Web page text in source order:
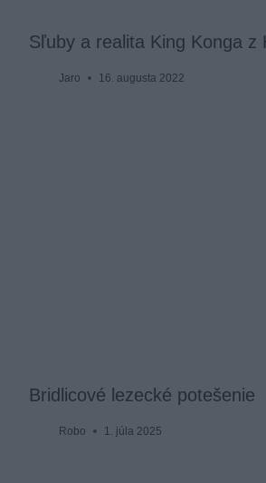
Sľuby a realita King Konga z
Jaro 16. augusta 2022
Bridlicové lezecké potešenie
Robo 1. júla 2025